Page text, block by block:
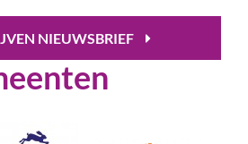
NIEUWSBRIEF